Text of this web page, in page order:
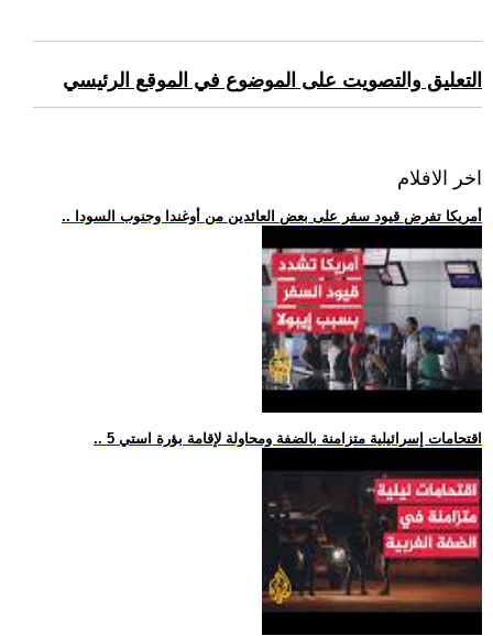
التعليق والتصويت على الموضوع في الموقع الرئيسي
اخر الافلام
.. أمريكا تفرض قيود سفر على بعض العائدين من أوغندا وجنوب السودا
.. 5 اقتحامات إسرائيلية متزامنة بالضفة ومحاولة لإقامة بؤرة استي